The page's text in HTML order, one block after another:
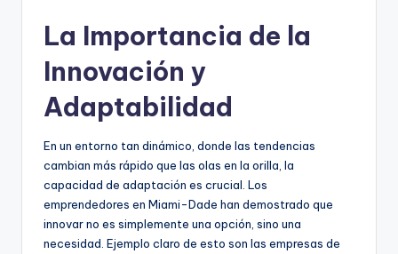
La Importancia de la
Innovación y
Adaptabilidad
En un entorno tan dinámico, donde las tendencias
cambian más rápido que las olas en la orilla, la
capacidad de adaptación es crucial. Los
emprendedores en Miami-Dade han demostrado que
innovar no es simplemente una opción, sino una
necesidad. Ejemplo claro de esto son las empresas de